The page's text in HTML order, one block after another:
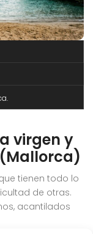
virgen y
tienen todo lo
de otras.
acantilados